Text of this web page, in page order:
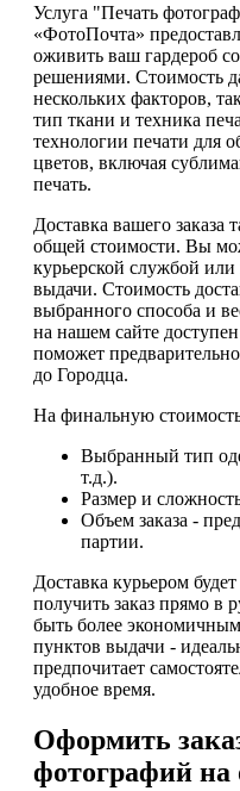
Услуга "Печать
«ФотоПочта»
оживить ваш гардероб
решениями. Стоимость
нескольких факторов,
тип ткани и техника
технологии печати для
цветов, включая
печать.
Доставка вашего заказа
общей стоимости. Вы
курьерской службой или
выдачи. Стоимость
выбранного способа и
на нашем сайте
поможет
до Городца.
На финальную
Выбранный тип
т.д.).
Размер и
Объем заказа -
партии.
Доставка курьером
получить заказ прямо в
быть более
пунктов выдачи -
предпочитает
удобное время.
Оформить
фотографий на